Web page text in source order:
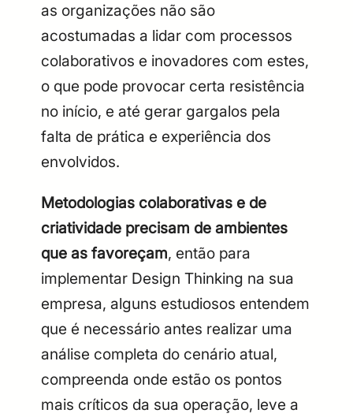
as organizações não são
acostumadas a lidar com processos
colaborativos e inovadores com estes,
o que pode provocar certa resistência
no início, e até gerar gargalos pela
falta de prática e experiência dos
envolvidos.
Metodologias colaborativas e de
criatividade precisam de ambientes
que as favoreçam, então para
implementar Design Thinking na sua
empresa, alguns estudiosos entendem
que é necessário antes realizar uma
análise completa do cenário atual,
compreenda onde estão os pontos
mais críticos da sua operação, leve a